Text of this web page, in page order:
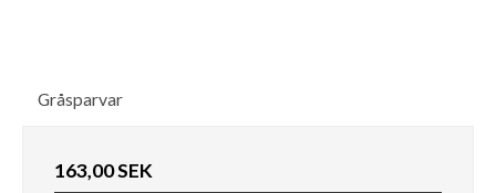
Gråsparvar
163,00 SEK